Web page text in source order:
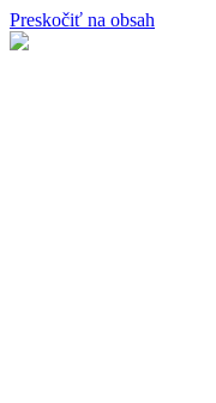
Preskočiť na obsah